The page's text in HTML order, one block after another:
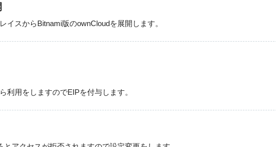
イスからBitnami版のownCloudを展開します。
利用をしますのでEIPを付与します。